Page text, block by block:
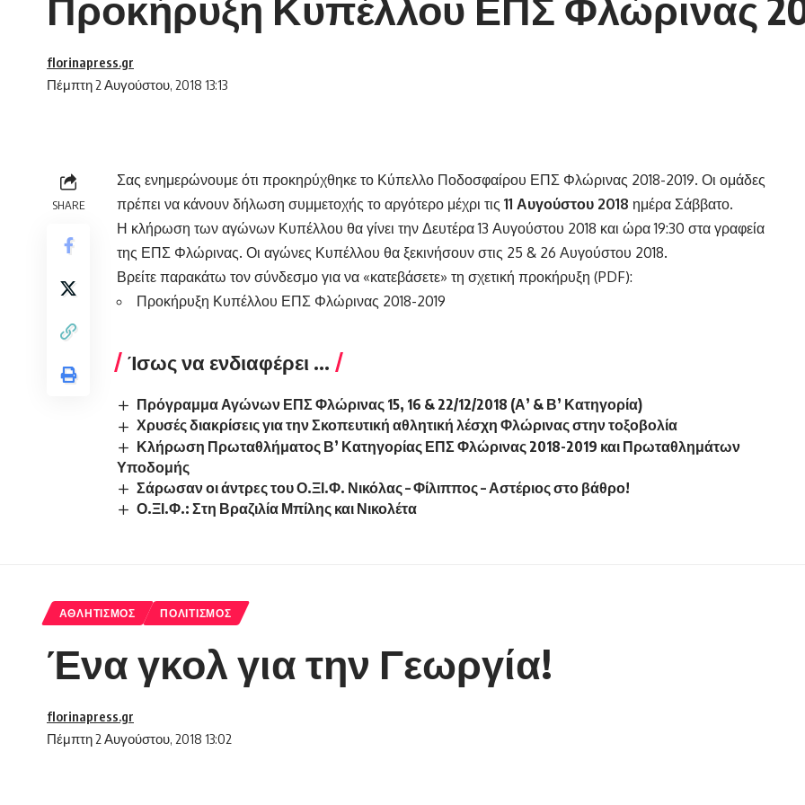
Πέμπτη 2 Αυγούστου, 2018 13:13
florinapress.gr
SHARE
Σας ενημερώνουμε ότι προκηρύχθηκε το Κύπελλο Ποδοσφαίρου ΕΠΣ Φλώρινας 2018-2019. Οι ομάδες
πρέπει να κάνουν δήλωση συμμετοχής το αργότερο μέχρι τις 11 Αυγούστου 2018 ημέρα Σάββατο.
Η κλήρωση των αγώνων Κυπέλλου θα γίνει την Δευτέρα 13 Αυγούστου 2018 και ώρα 19:30 στα γραφεία
της ΕΠΣ Φλώρινας. Οι αγώνες Κυπέλλου θα ξεκινήσουν στις 25 & 26 Αυγούστου 2018.
Βρείτε παρακάτω τον σύνδεσμο για να «κατεβάσετε» τη σχετική προκήρυξη (PDF):
Προκήρυξη Κυπέλλου ΕΠΣ Φλώρινας 2018-2019
Ίσως να ενδιαφέρει ...
Πρόγραμμα Αγώνων ΕΠΣ Φλώρινας 15, 16 & 22/12/2018 (Α’ & Β’ Κατηγορία)
Χρυσές διακρίσεις για την Σκοπευτική αθλητική λέσχη Φλώρινας στην τοξοβολία
Κλήρωση Πρωταθλήματος Β’ Κατηγορίας ΕΠΣ Φλώρινας 2018-2019 και Πρωταθλημάτων
Υποδομής
Σάρωσαν οι άντρες του Ο.ΞΙ.Φ. Νικόλας – Φίλιππος – Αστέριος στο βάθρο!
Ο.ΞΙ.Φ.: Στη Βραζιλία Μπίλης και Νικολέτα
ΑΘΛΗΤΙΣΜΌΣ ΠΟΛΙΤΙΣΜΌΣ
Ένα γκολ για την Γεωργία!
Πέμπτη 2 Αυγούστου, 2018 13:02
florinapress.gr